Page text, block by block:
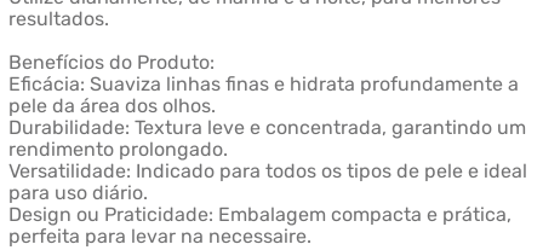
resultados.
Benefícios do Produto:
Eficácia: Suaviza linhas finas e hidrata profundamente a
pele da área dos olhos.
Durabilidade: Textura leve e concentrada, garantindo um
rendimento prolongado.
Versatilidade: Indicado para todos os tipos de pele e ideal
para uso diário.
Design ou Praticidade: Embalagem compacta e prática,
perfeita para levar na necessaire.